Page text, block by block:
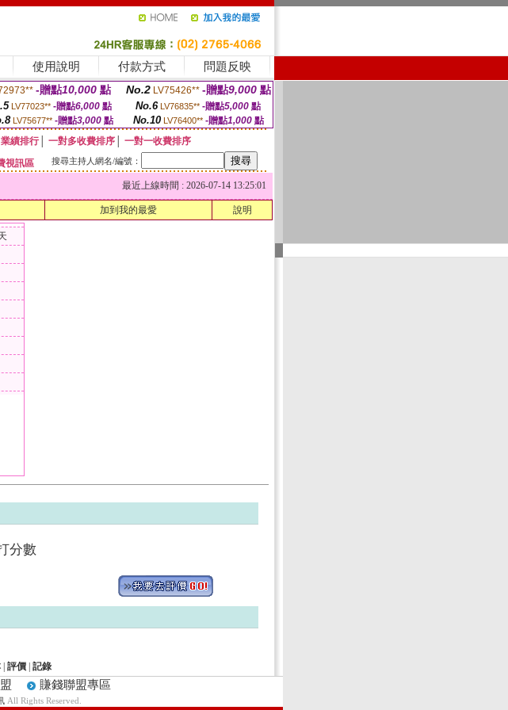
使用說明 付款方式 問題反映
-贈點10,000 點 No.2 LV75426** -贈點9,000 點
LV77023** -贈點6,000點 No.6 LV76835** -贈點5,000點
LV75677** -贈點3,000點 No.10 LV76400** -贈點1,000 點
業績排行│ 一對多收費排序
一對一收費排序
視訊區 搜尋主持人網名/編號：
最近上線時間 : 2026-07-14 13:25:01
加到我的最愛 說明
分數
評價 記錄
賺錢聯盟專區
All Rights Reserved.